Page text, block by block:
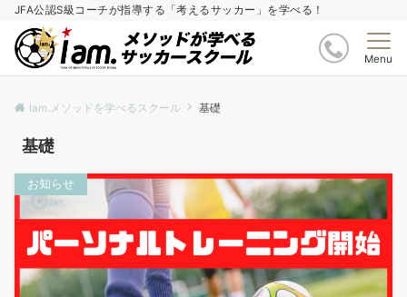
JFA公認S級コーチが指導する「考えるサッカー」を学べる！
Menu
Iam.メソッドを学べるスクール 基礎
基礎
お知らせ